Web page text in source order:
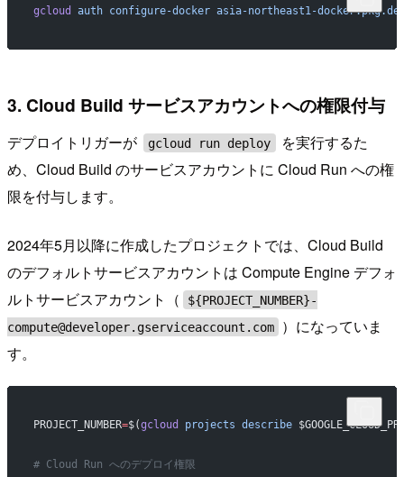
gcloud auth configure-docker asia-northeast1-
3. Cloud Build サービスアカウントへの権限付与
デプロイトリガーが gcloud run deploy
を実行するた
め、Cloud Build のサービスアカウントに Cloud Run への権
限を付与します。
2024年5月以降に作成したプロジェクトでは、Cloud Build
のデフォルトサービスアカウントは Compute Engine デフォ
ルトサービスアカウント（
${PROJECT_NUMBER}-
compute@developer.gserviceaccount.com
）になっていま
す。
PROJECT_NUMBER=$(gcloud projects describe
# Cloud Run へのデプロイ権限